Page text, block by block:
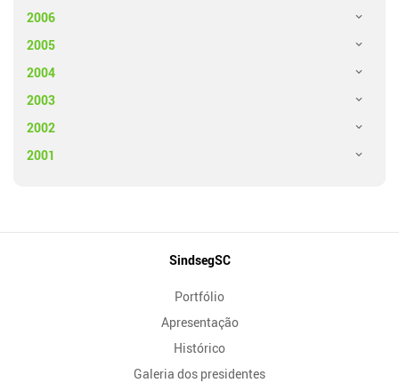
2006
2005
2004
2003
2002
2001
SindsegSC
Portfólio
Apresentação
Histórico
Galeria dos presidentes